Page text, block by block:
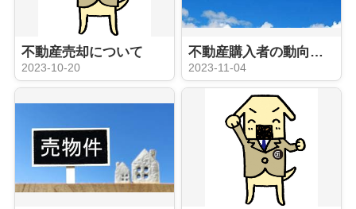
不動産売却について
2023-10-20
不動産購入者の動向について
2023-11-04